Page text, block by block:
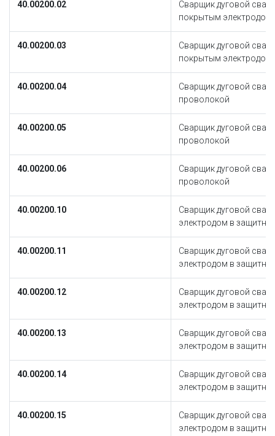
40.00200.02
Сварщик дуговой
покрытым электродом
40.00200.03
Сварщик дуговой
покрытым электродом
40.00200.04
Сварщик дуговой
проволокой
40.00200.05
Сварщик дуговой
проволокой
40.00200.06
Сварщик дуговой
проволокой
40.00200.10
Сварщик дуговой
электродом в
40.00200.11
Сварщик дуговой
электродом в
40.00200.12
Сварщик дуговой
электродом в
40.00200.13
Сварщик дуговой
электродом в
40.00200.14
Сварщик дуговой
электродом в
40.00200.15
Сварщик дуговой
электродом в